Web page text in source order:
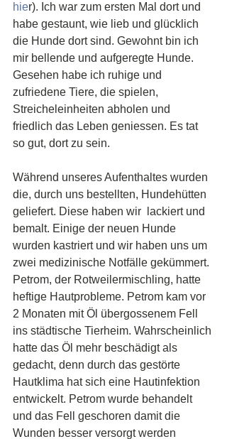
hier). Ich war zum ersten Mal dort und
habe gestaunt, wie lieb und glücklich
die Hunde dort sind. Gewohnt bin ich
mir bellende und aufgeregte Hunde.
Gesehen habe ich ruhige und
zufriedene Tiere, die spielen,
Streicheleinheiten abholen und
friedlich das Leben geniessen. Es tat
so gut, dort zu sein.
Während unseres Aufenthaltes wurden
die, durch uns bestellten, Hundehütten
geliefert. Diese haben wir  lackiert und
bemalt. Einige der neuen Hunde
wurden kastriert und wir haben uns um
zwei medizinische Notfälle gekümmert.
Petrom, der Rotweilermischling, hatte
heftige Hautprobleme. Petrom kam vor
2 Monaten mit Öl übergossenem Fell
ins städtische Tierheim. Wahrscheinlich
hatte das Öl mehr beschädigt als
gedacht, denn durch das gestörte
Hautklima hat sich eine Hautinfektion
entwickelt. Petrom wurde behandelt
und das Fell geschoren damit die
Wunden besser versorgt werden